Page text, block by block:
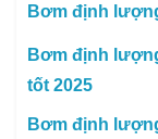
Bơm định
Bơm định
tốt 2025
Bơm định